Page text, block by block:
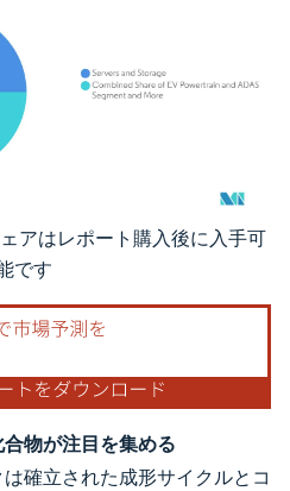
はCC BY 4.0の表示が必要です。
アはレポート購入後に入手可
です
物が注目を集める
確立された成形サイクルとコ